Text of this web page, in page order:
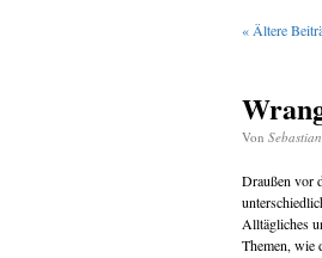
« Ältere
Von
Draußen vor
Alltägliches
Themen, wie